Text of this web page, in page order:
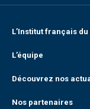
L’Institut français
L’équipe
Découvrez nos
Nos partenaires